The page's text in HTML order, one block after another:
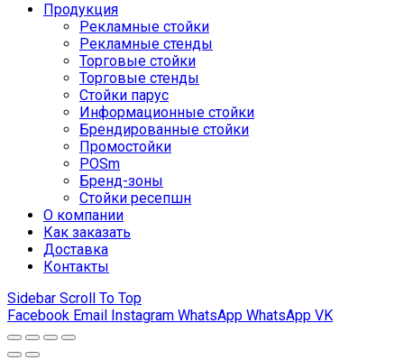
Продукция
Рекламные стойки
Рекламные стенды
Торговые стойки
Торговые стенды
Стойки парус
Информационные стойки
Брендированные стойки
Промостойки
POSm
Бренд-зоны
Стойки ресепшн
О компании
Как заказать
Доставка
Контакты
Sidebar Scroll To Top
Facebook Email Instagram WhatsApp WhatsApp VK